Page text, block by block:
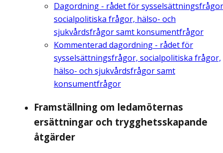
Dagordning - rådet för
socialpolitiska frågor, hälso- och
sjukvårdsfrågor samt konsumentfrågor
Kommenterad dagordning - rådet för
sysselsättningsfrågor, socialpolitiska frågor,
hälso- och sjukvårdsfrågor samt
konsumentfrågor
Framställning om ledamöternas
ersättningar och trygghetsskapande
åtgärder